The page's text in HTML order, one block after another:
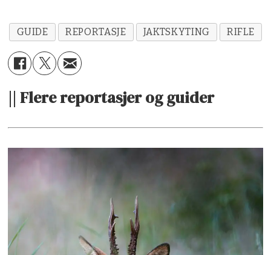
GUIDE REPORTASJE JAKTSKYTING RIFLE
|| Flere reportasjer og guider